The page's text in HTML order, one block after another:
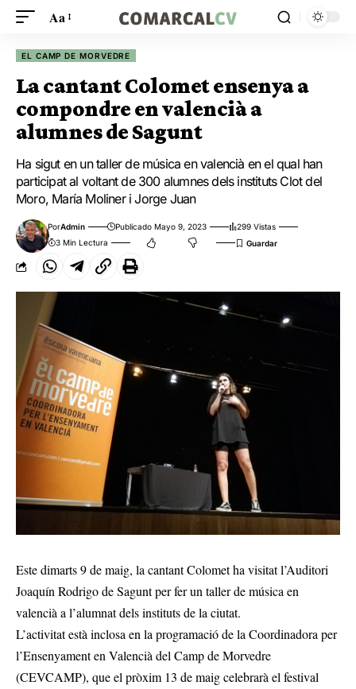
Aa
EL CAMP DE MORVEDRE
La cantant Colomet ensenya a
compondre en valencià a
alumnes de Sagunt
Ha sigut en un taller de música en valencià en el qual han
participat al voltant de 300 alumnes dels instituts Clot del
Moro, María Moliner i Jorge Juan
PorAdmin Publicado Mayo 9, 2023
299 Vistas
3 Min Lectura
Este dimarts 9 de maig, la cantant Colomet ha visitat l’Auditori
Joaquín Rodrigo de Sagunt per fer un taller de música en
valencià a l’alumnat dels instituts de la ciutat.
L’activitat està inclosa en la programació de la Coordinadora per
l’Ensenyament en Valencià del Camp de Morvedre
(CEVCAMP), que el pròxim 13 de maig celebrarà el festival